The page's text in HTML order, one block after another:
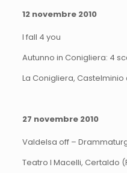
12 novembre 2010
I fall 4 you
Autunno in Conigliera: 4
La Conigliera, Castelminio
27 novembre 2010
Valdelsa off –
Teatro I Macelli, Certaldo